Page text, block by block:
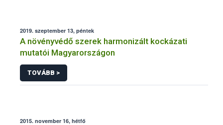
2019. szeptember 13, péntek
A növényvédő szerek harmonizált kockázati
mutatói Magyarországon
TOVÁBB >
2015. november 16, hétfő